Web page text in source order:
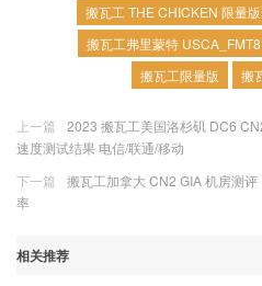
The Good:This
redundant uplinks,
via dual diverse
direct connection
also peers directly
China Mobile ISPs.
搬瓦工 THE CHICKEN 限量
搬瓦工弗里蒙特 USCA_FMT8
搬瓦工限量版
搬
上一篇
2023 搬瓦工美国洛杉矶 DC6
速度测试结果 电信/联通/移动
下一篇
搬瓦工加拿大 CN2 GIA 机房测
率
相关推荐